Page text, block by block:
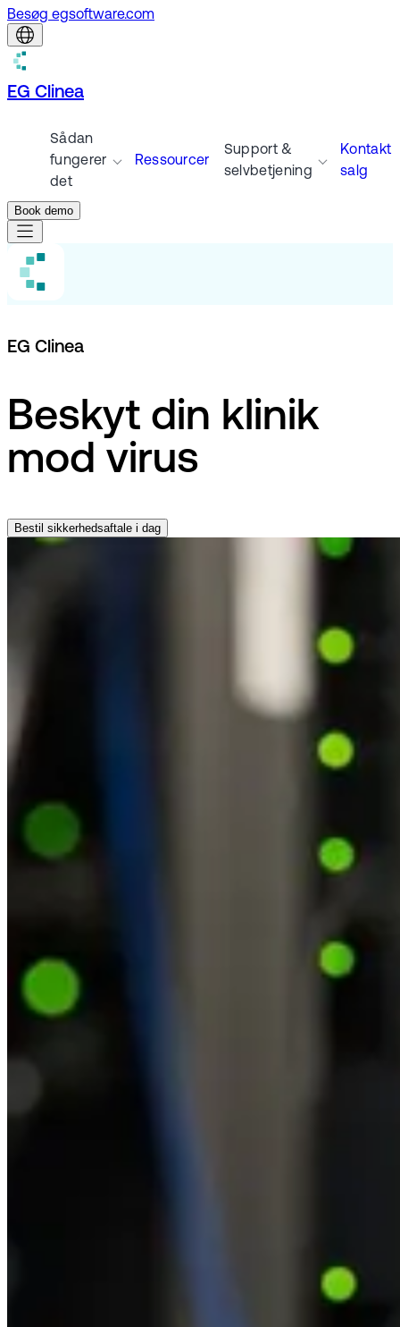
Besøg egsoftware.com
EG Clinea
Sådan
fungerer
det
Ressourcer
Support &
selvbetjening
Kontakt
salg
Book demo
EG Clinea
Beskyt din klinik
mod virus
Bestil sikkerhedsaftale i dag